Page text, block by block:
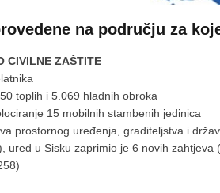
na području za
CIVILNE ZAŠTITE
toplih i 5.069 hladnih obroka
15 mobilnih stambenih jedinica
prostornog uređenja, graditeljstva i
ured u Sisku zaprimio je 6 novih